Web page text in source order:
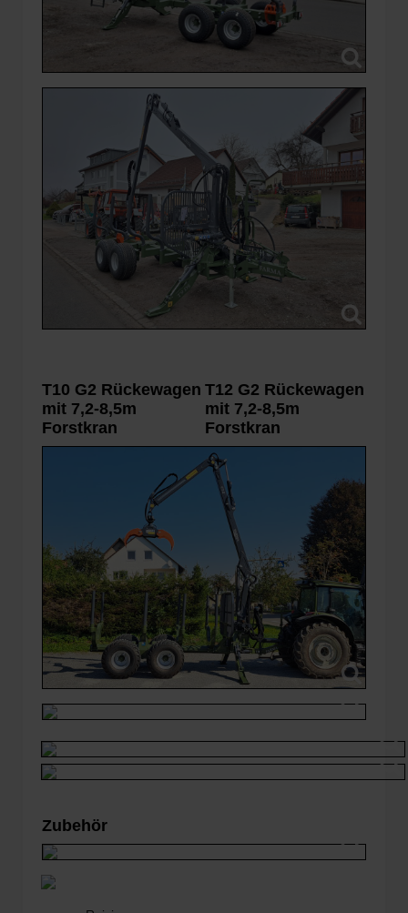
T10 G2 Rückewagen
mit 7,2-8,5m
Forstkran
T12 G2 Rückewagen
mit 7,2-8,5m
Forstkran
Zubehör